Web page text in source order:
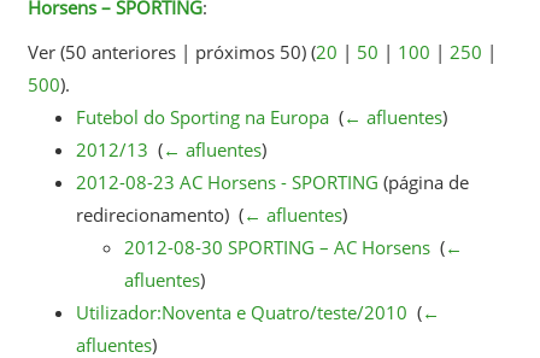
Horsens – SPORTING:
Ver (50 anteriores | próximos 50) (20 | 50 | 100 | 250 |
500).
Futebol do Sporting na Europa‎ (← afluentes)
2012/13 (← afluentes)
2012-08-23 AC Horsens - SPORTING (página de
redirecionamento) ‎ (← afluentes)
2012-08-30 SPORTING – AC Horsens‎ (←
afluentes)
Utilizador:Noventa e Quatro/teste/2010 (←
afluentes)